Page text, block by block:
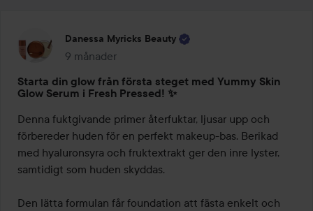
Danessa Myricks Beauty
9 månader
Inlägget skapades 9 månader
Starta din glow från första steget med Yummy Skin
Glow Serum i Fresh Pressed! ✨
Denna fuktgivande primer återfuktar, ljusar upp och
förbereder huden för en perfekt makeup-bas. Berikad
med hyaluronsyra och fruktextrakt ger den inre lyster,
samtidigt som huden skyddas.
Den lätta formulan får foundation att fästa enkelt och